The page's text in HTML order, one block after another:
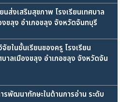
นส่งเสริมสุขภาพ โรงเรียนเทศบาล
ขลุง อำเภอขลุง จังหวัดจันทบุรี
ในชั้นเรียนของครู โรงเรียน
าลเมืองขลุง อำเภอขลุง จังหวัดจัน
รพัฒนาทักษะในด้านการอ่าน ระดับ